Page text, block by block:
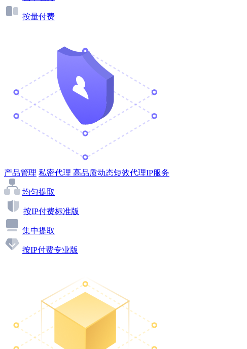
按量付费
产品管理 私密代理 高品质动态短效代理IP服务
均匀提取
按IP付费标准版
集中提取
按IP付费专业版